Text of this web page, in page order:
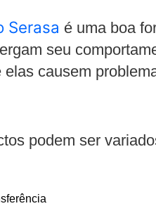
Serasa é uma boa
seu
causem
podem ser